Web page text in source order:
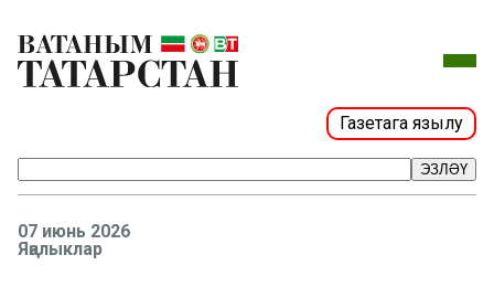
Газетага язылу
ЭЗЛӘҮ
07 июнь 2026
Яңалыклар